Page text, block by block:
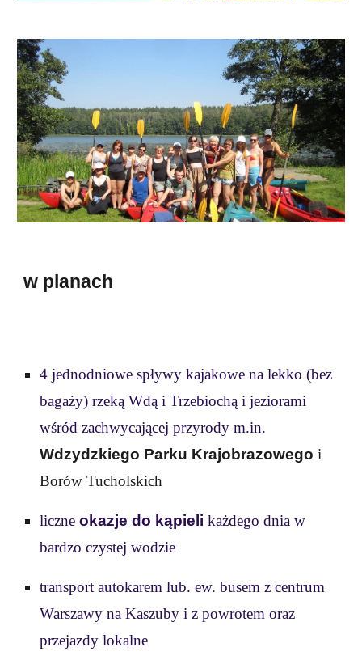
w planach
4 jednodniowe spływy kajakowe na lekko (bez
bagaży) rzekąWdą i Trzebiochą i jeziorami
wśród zachwycającej przyrody m.in.
Wdzydzkiego Parku Krajobrazowego i
Borów Tucholskich
liczneokazje do kąpielikażdego dnia w
bardzo czystej wodzie
transport autokarem lub. ew. busem z centrum
Warszawy naKaszuby i z powrotem oraz
przejazdy lokalne